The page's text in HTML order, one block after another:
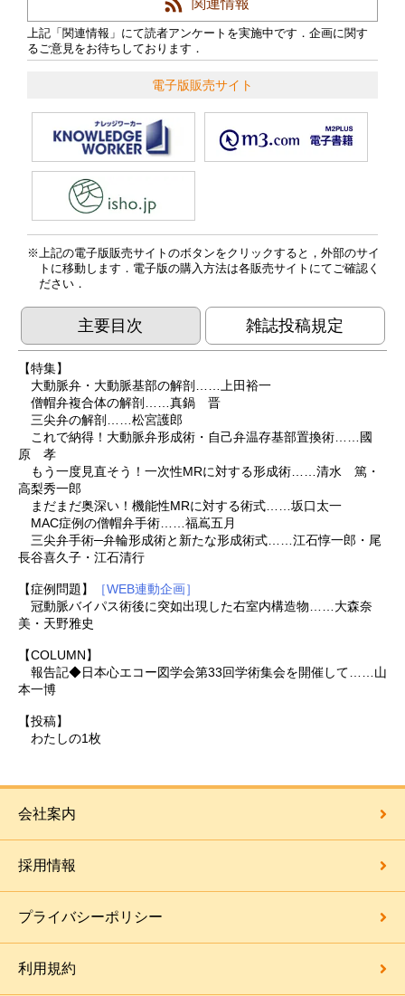
関連情報
上記「関連情報」にて読者アンケートを実施中です．企画に関す
るご意見をお待ちしております．
電子版販売サイト
上記の電子版販売サイトのボタンをクリックすると，外部のサイ
トに移動します．電子版の購入方法は各販売サイトにてご確認く
ださい．
主要目次 雑誌投稿規定
【特集】
大動脈弁・大動脈基部の解剖……上田裕一
僧帽弁複合体の解剖……真鍋 晋
三尖弁の解剖……松宮護郎
これで納得！大動脈弁形成術・自己弁温存基部置換術……國
原 孝
もう一度見直そう！一次性MRに対する形成術……清水 篤・
高梨秀一郎
まだまだ奥深い！機能性MRに対する術式……坂口太一
MAC症例の僧帽弁手術……福嶌五月
三尖弁手術─弁輪形成術と新たな形成術式……江石惇一郎・尾
長谷喜久子・江石清行
【症例問題】
［WEB連動企画］
冠動脈バイパス術後に突如出現した右室内構造物……大森奈
美・天野雅史
【COLUMN】
報告記◆日本心エコー図学会第33回学術集会を開催して……山
本一博
【投稿】
わたしの1枚
会社案内
採用情報
プライバシーポリシー
利用規約